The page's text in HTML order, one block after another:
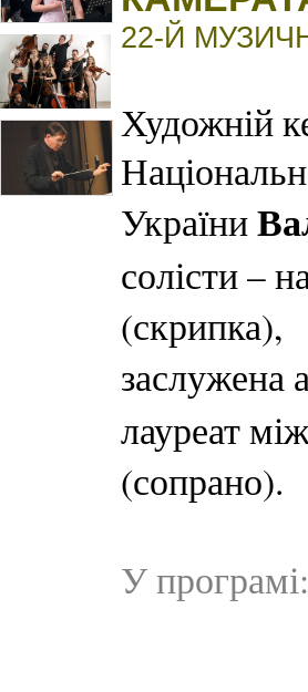
22-Й
Художній
України
солісти –
(скрипка),
заслужена
лауреат
(сопрано).
У програмі: